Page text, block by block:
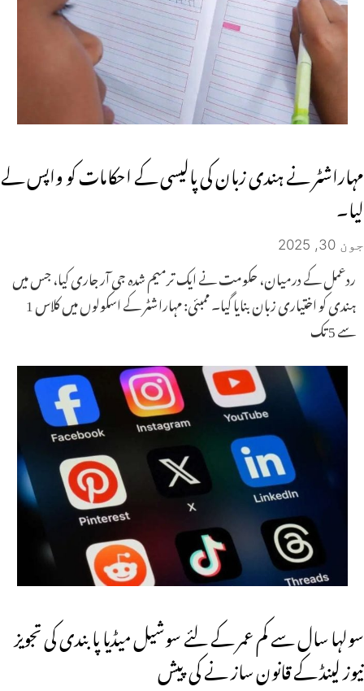
مہاراشٹر نے ہندی زبان کی پالیسی کے احکامات کو واپس لے
لیا۔
جون 30, 2025
ردعمل کے درمیان، حکومت نے ایک ترمیم شدہ جی آر جاری کیا، جس میں
ہندی کو اختیاری زبان بنایا گیا۔ ممبئی: مہاراشٹر کے اسکولوں میں کلاس 1
سے 5 تک
سولہا سال سے کم عمر کے لئے سوشیل میڈیا پابندی کی تجویز
نیوز لینڈ کے قانون ساز نے کی پیش